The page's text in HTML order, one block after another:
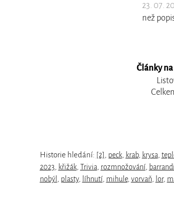
23. 07.
než
Články na
Historie hledání: [2] peck, krab, krysa
2023
křižák, Trivia rozmnožování,
nobýl
plasty, líhnutí, mihule, vorvaň lor,